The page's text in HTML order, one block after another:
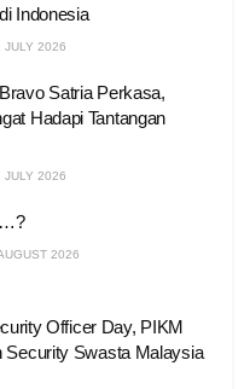
Indonesia
2026
Satria Perkasa,
Hadapi Tantangan
2026
2026
Officer Day, PIKM
Security Swasta Malaysia